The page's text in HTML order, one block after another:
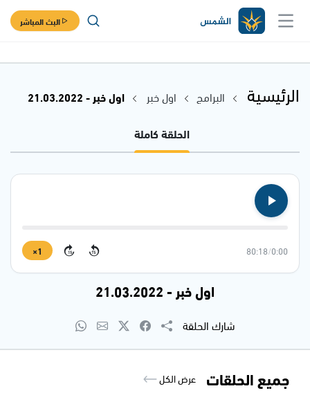
البث المباشر
الرئيسية البرامج اول خبر
اول خبر - 21.03.2022
الحلقة كاملة
0:00
/
80:18
15
15
1×
اول خبر - 21.03.2022
شارك الحلقة
جميع الحلقات عرض الكل